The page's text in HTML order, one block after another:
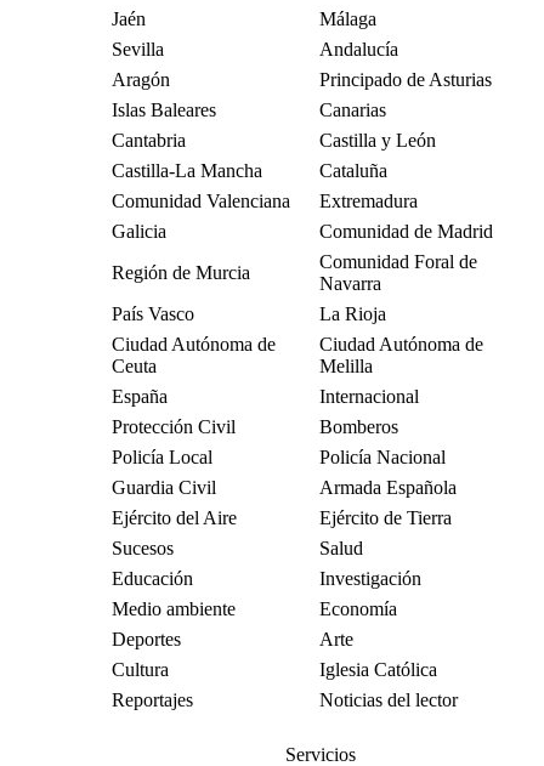
Jaén
Málaga
Sevilla
Andalucía
Aragón
Principado de Asturias
Islas Baleares
Canarias
Cantabria
Castilla y León
Castilla-La Mancha
Cataluña
Comunidad Valenciana
Extremadura
Galicia
Comunidad de Madrid
Región de Murcia
Comunidad Foral de
Navarra
País Vasco
La Rioja
Ciudad Autónoma de
Ceuta
Ciudad Autónoma de
Melilla
España
Internacional
Protección Civil
Bomberos
Policía Local
Policía Nacional
Guardia Civil
Armada Española
Ejército del Aire
Ejército de Tierra
Sucesos
Salud
Educación
Investigación
Medio ambiente
Economía
Deportes
Arte
Cultura
Iglesia Católica
Reportajes
Noticias del lector
Servicios